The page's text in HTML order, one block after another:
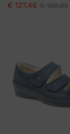
€ 127,46 €169,95